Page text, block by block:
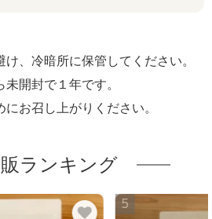
、冷暗所に保管してください。
開封で１年です。
お召し上がりください。
ランキング